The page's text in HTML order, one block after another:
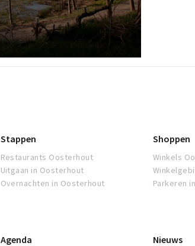
Stappen
Restaurants Oosterhout
Uitgaan in Oosterhout
Overnachten in Oosterhout
Shoppen
Winkels
Parkeren
Agenda Nieuws